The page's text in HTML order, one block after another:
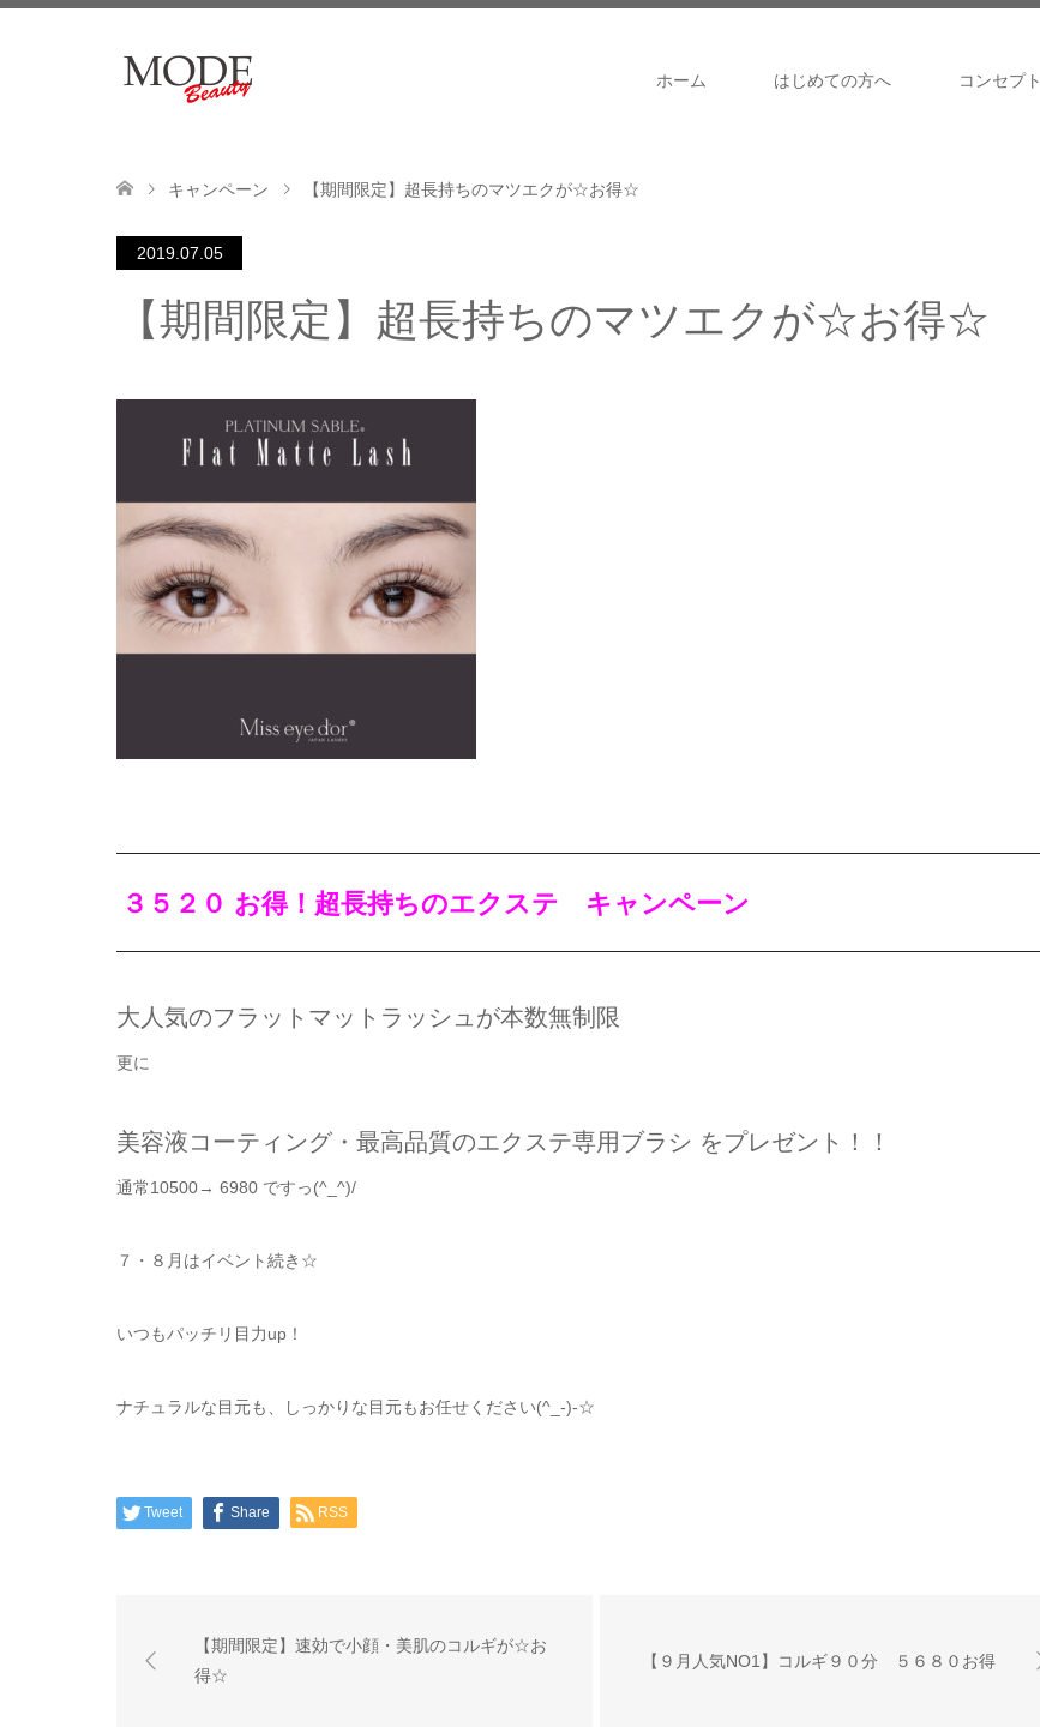
ホーム はじめての方へ コンセプト
キャンペーン 【期間限定】超長持ちのマツエクが☆お得☆
2019.07.05
【期間限定】超長持ちのマツエクが☆お得☆
３５２０ お得！超長持ちのエクステ キャンペーン
大人気のフラットマットラッシュが本数無制限
更に
美容液コーティング・最高品質のエクステ専用ブラシ をプレゼント！！
通常10500→ 6980 ですっ(^_^)/
７・８月はイベント続き☆
いつもパッチリ目力up！
ナチュラルな目元も、しっかりな目元もお任せください(^_-)-☆
Tweet Share RSS
【期間限定】速効で小顔・美肌のコルギが☆お
得☆
【９月人気NO1】コルギ９０分 ５６８０お得